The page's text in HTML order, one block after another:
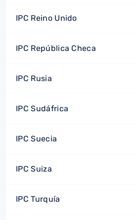
IPC Reino Unido
IPC República Checa
IPC Rusia
IPC Sudáfrica
IPC Suecia
IPC Suiza
IPC Turquía